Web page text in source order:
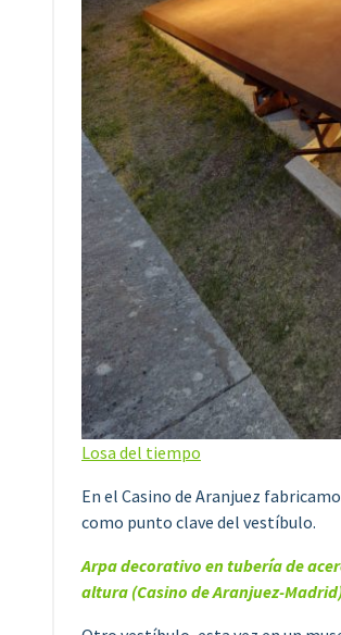
Losa del tiempo
En el Casino de Aranjuez
como punto clave del vestíbulo.
Arpa decorativo en tubería de
altura (Casino de Aranjuez-